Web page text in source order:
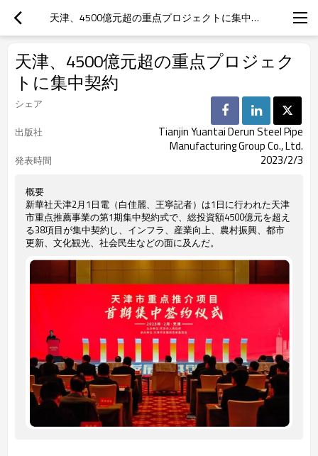
天津、4500億元超の重点プロジェクトに集中契約
天津、4500億元超の重点プロジェク
トに集中契約
シェア
出版社
Tianjin Yuantai Derun Steel Pipe
Manufacturing Group Co., Ltd.
発表時間 2023/2/3
概要
新華社天津2月1日電（白佳麗、王寧記者）は1日に行われた天津
市重点推薦事業の第1期集中契約式で、総投資額4500億元を超え
る38項目が集中契約し、インフラ、産業向上、農村振興、都市
更新、文化観光、社会民生などの面に及んだ。